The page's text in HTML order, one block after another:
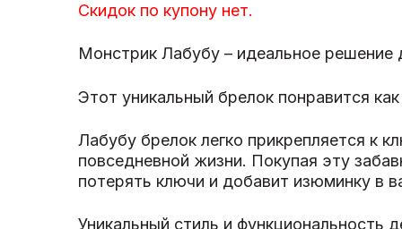
Скидок по купону нет.
Монстрик Лабубу – идеальное решение
Этот уникальный брелок понравится
Лабубу брелок легко прикрепляется к
повседневной жизни. Покупая эту
потерять ключи и добавит изюминку в
Уникальный стиль и функциональность